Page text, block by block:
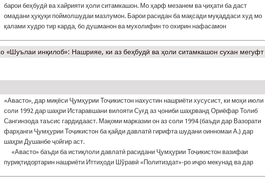
барои беҳбудӣ ва хайрияти ҳоли ситамкашон. Мо ҳарф мезанем ва ҷиҳати ба даст
омадани ҳуқуқи поймолшудаи мазлумон. Барои расидан ба мақсади муқаддаси худ мо
қалами худро тир карда, бо душманон ва мухолифин то охирин нафасамон
о «Шуълаи инқилоб»: Нашрияе, ки аз беҳбудӣ ва ҳоли ситамкашон сухан мегуфт
«Авасто», дар миқёси Ҷумҳурии Тоҷикистон нахустин нашриёти хусусист, ки моҳи июли
соли 1992 дар шаҳри Истаравшани вилояти Суғд аз ҷониби шаҳрванд Ориёфар Толиб
Сангинзода таъсис гардидааст. Мақоми марказии он аз соли 1994 (баъди дар Ва­­зо­ра­ти
фарҳанги Ҷум­ҳу­рии Тоҷикистон ба қайди давлатӣ гирифта шудани оин­но­маи А.) дар
шаҳри Душанбе ҷойгир аст.
«Авасто» баъди ба истиқлоли давлатӣ расидани Ҷумҳу­рии То­ҷи­кистон вазифаи
пуриқ­ти­дортарин нашриёти Иттиҳоди Шўравӣ «Политиздат»-ро иҷро мекунад ва дар